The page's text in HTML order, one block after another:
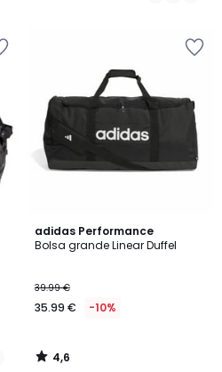
adidas Performance
Bolsa grande Linear Duffel
39.99 €
35.99 € -10%
4,6
/ 5
4,6
/